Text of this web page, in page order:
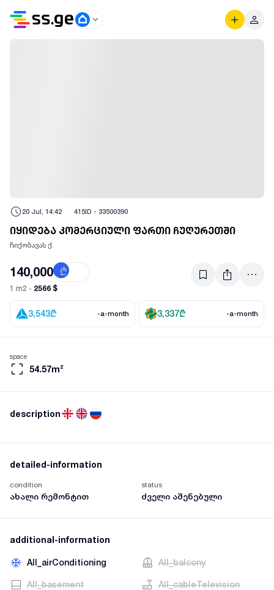
20 Jul, 14:42 415ID - 33500390
იყიდება კომერციული ფართი ჩუღურეთში
ჩიქობავას ქ.
140,000 ₾
1 m2 - 2566 $
3,543₾ -a-month 3,337₾ -a-month
54.57m²
space
description
detailed-information
condition
ახალი რემონტით
status
ძველი აშენებული
additional-information
AII_airConditioning AII_balcony
AII_basement AII_cableTelevision